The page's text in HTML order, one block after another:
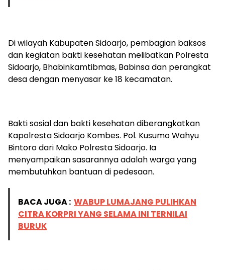
Di wilayah Kabupaten Sidoarjo, pembagian baksos
dan kegiatan bakti kesehatan melibatkan Polresta
Sidoarjo, Bhabinkamtibmas, Babinsa dan perangkat
desa dengan menyasar ke 18 kecamatan.
Bakti sosial dan bakti kesehatan diberangkatkan
Kapolresta Sidoarjo Kombes. Pol. Kusumo Wahyu
Bintoro dari Mako Polresta Sidoarjo. Ia
menyampaikan sasarannya adalah warga yang
membutuhkan bantuan di pedesaan.
BACA JUGA : WABUP LUMAJANG PULIHKAN
CITRA KORPRI YANG SELAMA INI TERNILAI
BURUK